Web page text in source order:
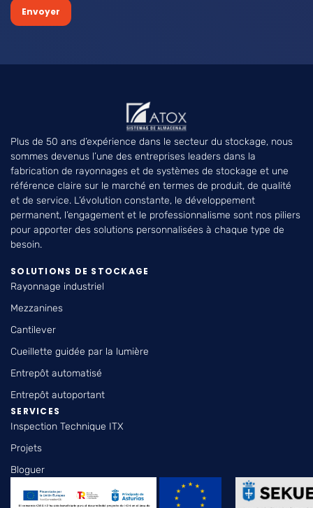
Envoyer
Plus de 50 ans d’expérience dans le secteur du stockage, nous
sommes devenus l’une des entreprises leaders dans la
fabrication de rayonnages et de systèmes de stockage et une
référence claire sur le marché en termes de produit, de qualité
et de service. L’évolution constante, le développement
permanent, l’engagement et le professionnalisme sont nos piliers
pour apporter des solutions personnalisées à chaque type de
besoin.
SOLUTIONS DE STOCKAGE
Rayonnage industriel
Mezzanines
Cantilever
Cueillette guidée par la lumière
Entrepôt automatisé
Entrepôt autoportant
SERVICES
Inspection Technique ITX
Projets
Bloguer